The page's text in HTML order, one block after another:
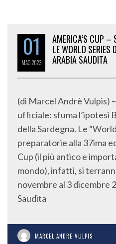
01
MAG2023
AMERICA’S CUP –
LE WORLD SERIES
ARABIA SAUDITA
(di Marcel Andrè Vulpis)
ufficiale: sfuma l’ipotesi
della Sardegna. Le
preparatorie alla 37ima
Cup (il più antico e
mondo), infatti, si
novembre al 3 dicembre
Saudita
MARCEL ANDRE VULPIS